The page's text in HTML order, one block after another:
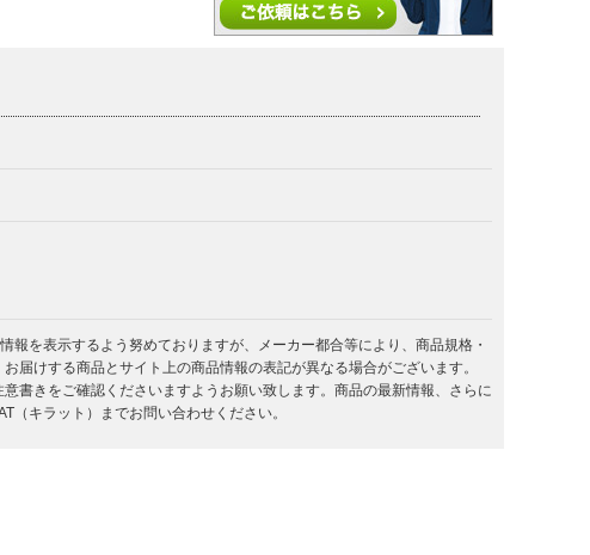
報を表示するよう努めておりますが、メーカー都合等により、商品規格・
届けする商品とサイト上の商品情報の表記が異なる場合がございます。
書きをご確認くださいますようお願い致します。商品の最新情報、さらに
（キラット）までお問い合わせください。